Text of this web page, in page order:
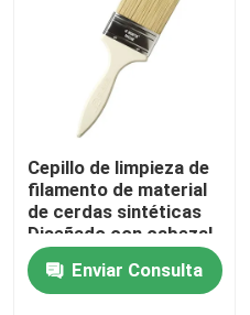
Cepillo de limpieza de
filamento de material
de cerdas sintéticas
Diseñado con cabezal
de cepillo de filamento
de poliéster hueco que
garantiza la limpieza
Enviar Consulta